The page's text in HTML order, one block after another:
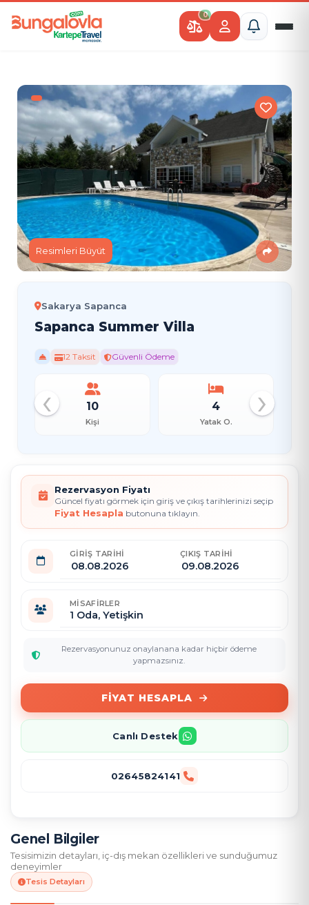
0
Resimleri Büyüt
Sakarya Sapanca
Sapanca Summer Villa
12 Taksit Güvenli Ödeme
10
Kişi
4
Yatak O.
‹ ›
Genel Bilgiler
Tesisimizin detayları, iç-dış mekan özellikleri ve sunduğumuz
deneyimler
Tesis Detayları
Rezervasyon Fiyatı
Güncel fiyatı görmek için giriş ve çıkış tarihlerinizi seçip
Fiyat Hesapla butonuna tıklayın.
GIRIŞ TARIHI ÇIKIŞ TARIHI
MISAFIRLER
1 Oda, Yetişkin
Rezervasyonunuz onaylanana kadar hiçbir ödeme
yapmazsınız.
FIYAT HESAPLA
Canlı Destek
02645824141